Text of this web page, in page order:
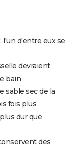
l'un d'entre eux se
devraient
bain
sable sec de la
fois plus
dur que
des